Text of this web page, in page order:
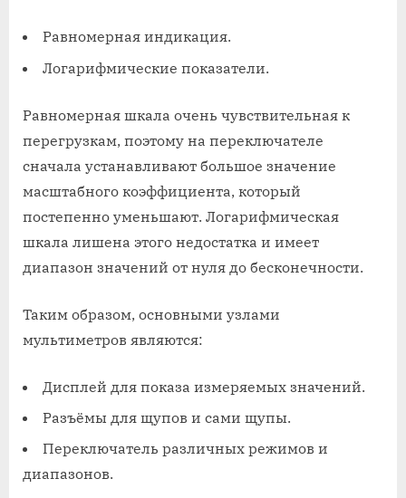
Равномерная индикация.
Логарифмические показатели.
Равномерная шкала очень чувствительная к
перегрузкам, поэтому на переключателе
сначала устанавливают большое значение
масштабного коэффициента, который
постепенно уменьшают. Логарифмическая
шкала лишена этого недостатка и имеет
диапазон значений от нуля до бесконечности.
Таким образом, основными узлами
мультиметров являются:
Дисплей для показа измеряемых значений.
Разъёмы для щупов и сами щупы.
Переключатель различных режимов и
диапазонов.